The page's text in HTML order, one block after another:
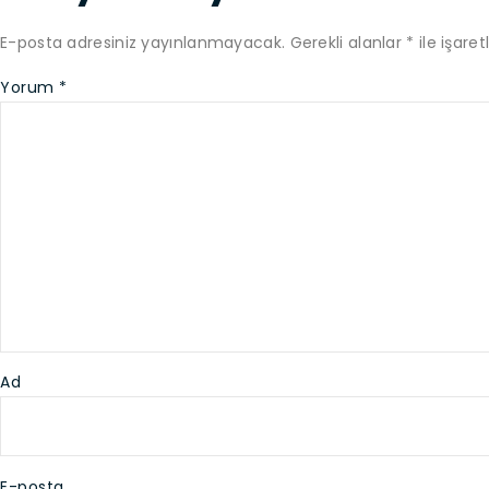
E-posta adresiniz yayınlanmayacak. Gerekli alanlar * ile
Yorum *
Ad